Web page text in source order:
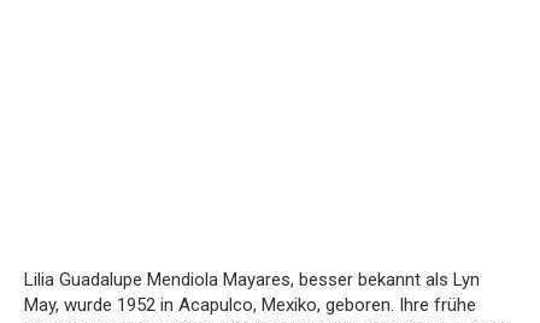
Lilia Guadalupe Mendiola Mayares, besser bekannt als Lyn
May, wurde 1952 in Acapulco, Mexiko, geboren. Ihre frühe